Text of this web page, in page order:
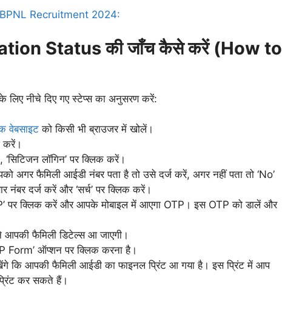
BPNL Recruitment 2024:
Status की जाँच कैसे करें (How to
नीचे दिए गए स्टेप्स का अनुसरण करें:
वेबसाइट को किसी भी ब्राउजर में खोलें।
करें।
लॉगिन’ पर क्लिक करें।
अगर फैमिली आईडी नंबर पता है तो उसे दर्ज करें, अगर नहीं पता तो ‘No’
दर्ज करें और ‘सर्च’ पर क्लिक करें।
पर क्लिक करें और आपके मोबाइल में आएगा OTP। इस OTP को डालें और
फैमिली डिटेल्स आ जाएगी।
Form’ ऑप्शन पर क्लिक करना है।
कि आपकी फैमिली आईडी का फाइनल प्रिंट आ गया है। इस प्रिंट में आप
कर सकते हैं।